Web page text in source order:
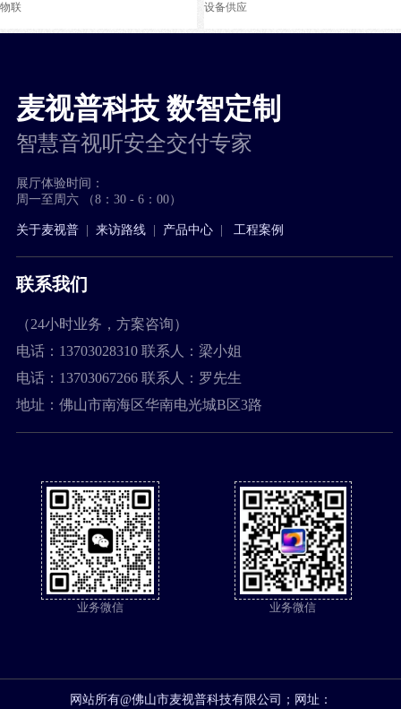
物联
设备供应
麦视普科技 数智定制
智慧音视听安全交付专家
展厅体验时间：
周一至周六 （8：30 - 6：00）
关于麦视普| 来访路线| 产品中心| 工程案例
联系我们
（24小时业务，方案咨询）
电话： 13703028310联系人：梁小姐
电话： 13703067266联系人：罗先生
地址： 佛山市南海区华南电光城B区3路
业务微信 业务微信
网站所有@佛山市麦视普科技有限公司；网址：